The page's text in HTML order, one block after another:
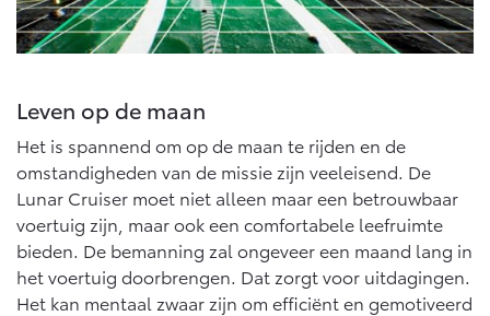
Mirai
WATERSTOF-ELEKTRISCH
Proace City (excl. BTW)
OOK ALS BATTERIJ-
ELEKTRISCH
Leven op de maan
Het is spannend om op de maan te rijden en de
omstandigheden van de missie zijn veeleisend. De
Lunar Cruiser moet niet alleen maar een betrouwbaar
voertuig zijn, maar ook een comfortabele leefruimte
bieden. De bemanning zal ongeveer een maand lang in
het voertuig doorbrengen. Dat zorgt voor uitdagingen.
Het kan mentaal zwaar zijn om efficiënt en gemotiveerd